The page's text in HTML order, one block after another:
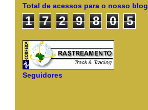
Total de acessos para o nosso blog
1 7 2 9 8 0 5
Seguidores